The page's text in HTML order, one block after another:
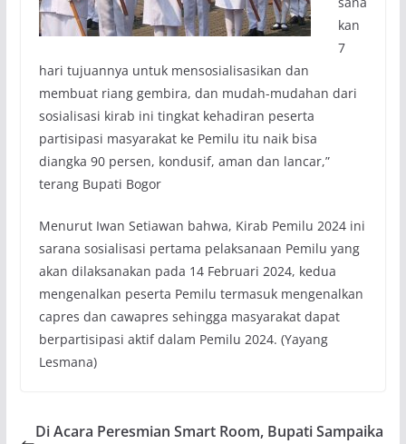
kan
7
hari tujuannya untuk mensosialisasikan dan
membuat riang gembira, dan mudah-mudahan dari
sosialisasi kirab ini tingkat kehadiran peserta
partisipasi masyarakat ke Pemilu itu naik bisa
diangka 90 persen, kondusif, aman dan lancar,”
terang Bupati Bogor
Menurut Iwan Setiawan bahwa, Kirab Pemilu 2024 ini
sarana sosialisasi pertama pelaksanaan Pemilu yang
akan dilaksanakan pada 14 Februari 2024, kedua
mengenalkan peserta Pemilu termasuk mengenalkan
capres dan cawapres sehingga masyarakat dapat
berpartisipasi aktif dalam Pemilu 2024. (Yayang
Lesmana)
Di Acara Peresmian Smart Room, Bupati Sampaika